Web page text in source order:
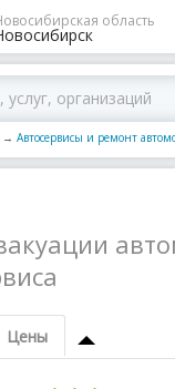
область
→ Автосервисы и ремонт
Цены